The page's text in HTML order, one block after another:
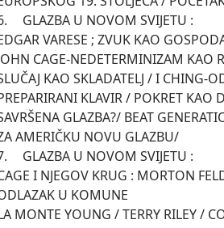
SVIJETU :
VARESE ; ZVUK KAO
CAGE-NEDETERMINIZAM KAO
KAO SKLADATELJ / I CHING-
KLAVIR / POKRET KAO
GLAZBA?/ BEAT
AMERIČKU NOVU GLAZBU/
SVIJETU :
I NJEGOV KRUG : MORTON
U KOMUNE
MONTE YOUNG / TERRY RILEY /